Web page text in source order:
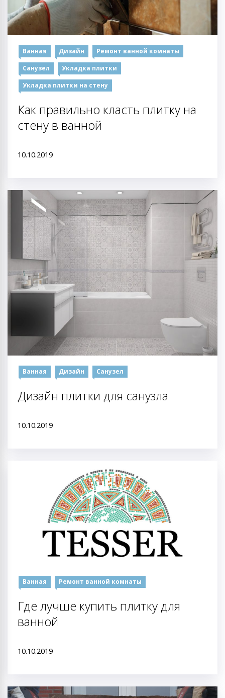
Ванная Дизайн
Ремонт ванной комнаты
Санузел
Укладка плитки
Укладка плитки на стену
Как правильно класть плитку на
стену в ванной
10.10.2019
Ванная Дизайн Санузел
Дизайн плитки для санузла
10.10.2019
Ванная Ремонт ванной комнаты
Где лучше купить плитку для
ванной
10.10.2019